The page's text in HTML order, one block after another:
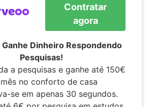
Contratar
agora
Ganhe Dinheiro Respondendo
Pesquisas!
a pesquisas e ganhe até 150€
no conforto de casa
se em apenas 30 segundos.